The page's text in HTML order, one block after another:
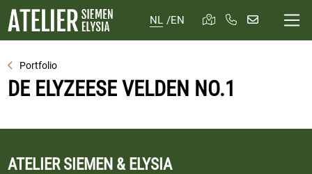
NL /EN
Portfolio
DE ELYZEESE VELDEN NO.1
ATELIER SIEMEN & ELYSIA